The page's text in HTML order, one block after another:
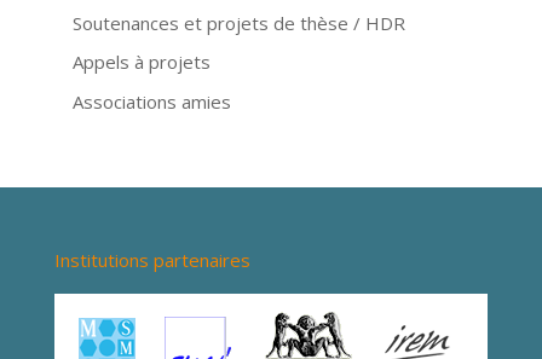
Soutenances et projets de thèse / HDR
Appels à projets
Associations amies
Institutions partenaires